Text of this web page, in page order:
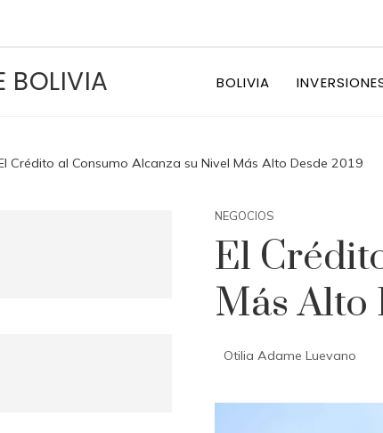
BOLIVIA BOLIVIA
Crédito al Consumo Alcanza su Nivel Más Alto Desde 2019
NEGOCIOS
El
Más Alto
Otilia Adame Luevano